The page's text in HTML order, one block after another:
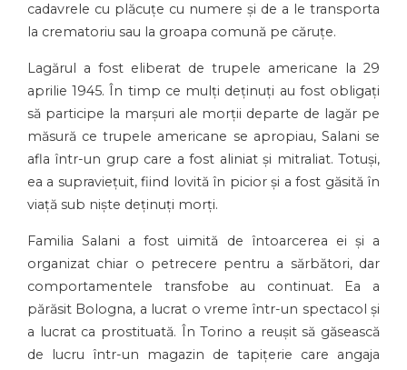
cadavrele cu plăcuțe cu numere și de a le transporta
la crematoriu sau la groapa comună pe căruțe.
Lagărul a fost eliberat de trupele americane la 29
aprilie 1945. În timp ce mulți deținuți au fost obligați
să participe la marșuri ale morții departe de lagăr pe
măsură ce trupele americane se apropiau, Salani se
afla într-un grup care a fost aliniat și mitraliat. Totuși,
ea a supraviețuit, fiind lovită în picior și a fost găsită în
viață sub niște deținuți morți.
Familia Salani a fost uimită de întoarcerea ei și a
organizat chiar o petrecere pentru a sărbători, dar
comportamentele transfobe au continuat. Ea a
părăsit Bologna, a lucrat o vreme într-un spectacol și
a lucrat ca prostituată. În Torino a reușit să găsească
de lucru într-un magazin de tapițerie care angaja